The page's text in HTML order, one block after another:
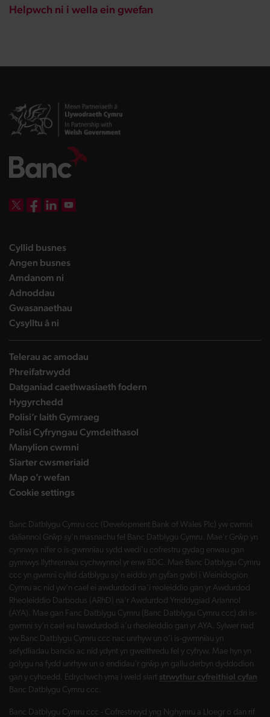
Helpwch ni i wella ein gwefan
Cyllid busneslanding page
Angen busneslanding page
Amdanom ni
Adnoddau
Gwasanaethau
Cysylltu â ni
Telerau ac amodau
Phreifatrwydd
Datganiad caethwasiaeth fodern
Hygyrchedd
Polisi’r Iaith Gymraeg
Polisi Cyfryngau Cymdeithasol
Manylion cwmni
Siarter cwsmeriaid
Map o’r wefan
Cookie settings
Banc Datblygu Cymru ccc (Development Bank of Wales Plc) yw cwmni
daliannol Grŵp sy'n masnachu fel Banc Datblygu Cymru. Mae'r Grŵp yn
cynnwys nifer o is-gwmnïau sydd wedi'u cofrestru gydag enwau gan
gynnwys llythrennau cychwynnol yr enw BDC. Mae Banc Datblygu Cymru
ccc yn gwmni cyllid datblygu sy'n eiddo yn gyfan gwbl i Weinidogion
Cymru ac nid yw'n cael ei awdurdodi na'i reoleiddio gan yr Awdurdod
Rheoleiddio Darbodus (ARhD) na'r Awdurdod Ymddygiad Ariannol
(AYA). Mae gan Fanc Datblygu Cymru (Banc Datblygu Cymru ccc) dri is-
gwmni sy'n cael eu hawdurdodi a'u rheoleiddio gan yr AYA. Sylwer nad
yw Banc Datblygu Cymru ccc nac unrhyw un o'i is-gwmnïau yn
sefydliadau bancio ac nid ydynt yn gweithredu fel y cyfryw. Mae hyn yn
golygu na fydd unrhyw un o endidau'r grŵp yn gallu derbyn dyddodion
gan y cyhoedd. Edrychwch yma i weld siart strwythur cyfreithiol cyfan
Banc Datblygu Cymru ccc.
Banc Datblygu Cymru ccc - Cofrestrwyd yng Nghymru a Lloegr o dan rif